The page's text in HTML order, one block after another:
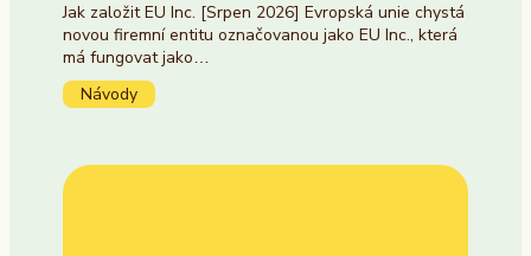
Jak založit EU Inc. [Srpen 2026] Evropská unie chystá
novou firemní entitu označovanou jako EU Inc., která
má fungovat jako…
Návody